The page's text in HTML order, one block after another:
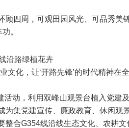
四周，可观田园风光、可品秀美
。
沿路绿植花卉
化，让‘开路先锋’的时代精神在
活动，利用双峰山观景台植入党
集党建宣传、廉政教育、休闲观
合G354线沿线生态文化、农耕